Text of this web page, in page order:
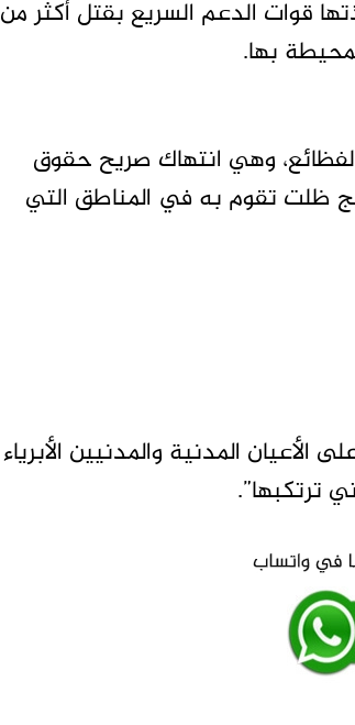
قوات الدعم السريع بقتل أكثر من
وهي انتهاك صريح حقوق
ظلت تقوم به في المناطق التي
المدنية والمدنيين الأبرياء
ترتكبها”.